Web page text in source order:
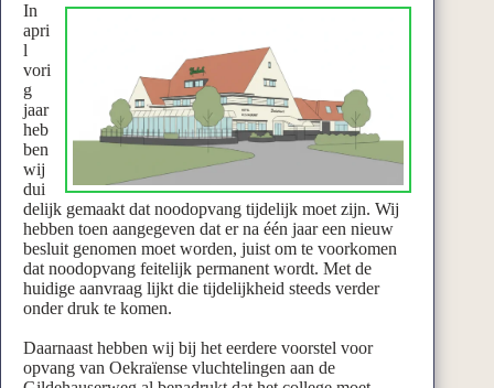
In
apri
l
vori
g
jaar
heb
ben
wij
dui
delijk gemaakt dat noodopvang tijdelijk moet zijn. Wij
hebben toen aangegeven dat er na één jaar een nieuw
besluit genomen moet worden, juist om te voorkomen
dat noodopvang feitelijk permanent wordt. Met de
huidige aanvraag lijkt die tijdelijkheid steeds verder
onder druk te komen.
Daarnaast hebben wij bij het eerdere voorstel voor
opvang van Oekraïense vluchtelingen aan de